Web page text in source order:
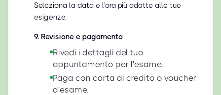
Seleziona la data e l'ora più adatte alle tue
esigenze.
9. Revisione e pagamento
Rivedi i dettagli del tuo
appuntamento per l'esame.
Paga con carta di credito o voucher
d'esame.